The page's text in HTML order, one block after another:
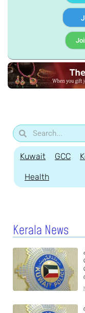
Kuwait GCC
Health
Kerala News